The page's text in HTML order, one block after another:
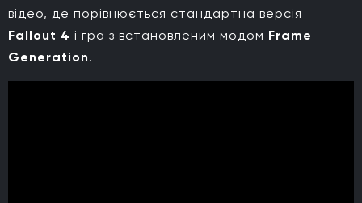
відео, де порівнюється стандартна версія
Fallout 4 і гра з встановленим модом Frame
Generation.